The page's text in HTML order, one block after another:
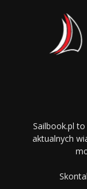
Sailbook.pl
aktualnych